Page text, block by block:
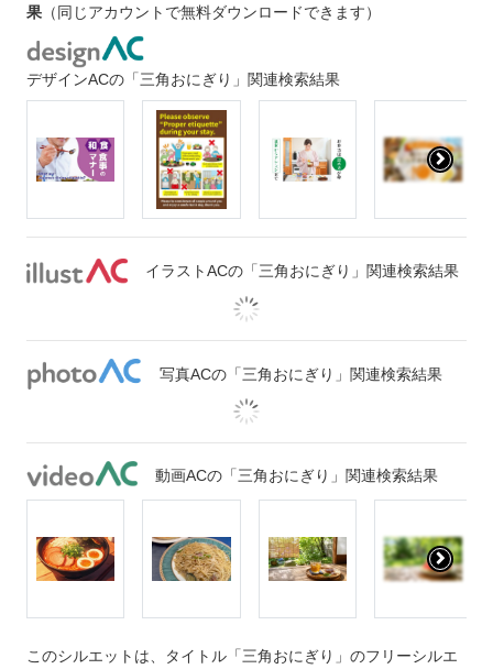
果 （同じアカウントで無料ダウンロードできます）
デザインACの「三角おにぎり」関連検索結果
イラストACの「三角おにぎり」関連検索結果
写真ACの「三角おにぎり」関連検索結果
動画ACの「三角おにぎり」関連検索結果
このシルエットは、タイトル「三角おにぎり」のフリーシルエ